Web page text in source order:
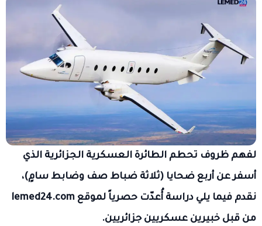
لفهم ظروف تحطم الطائرة العسكرية الجزائرية الذي
أسفر عن أربع ضحايا (ثلاثة ضباط صف وضابط سامٍ)،
نقدم فيما يلي دراسة أُعدّت حصرياً لموقع lemed24.com
من قبل خبيرين عسكريين جزائريين.